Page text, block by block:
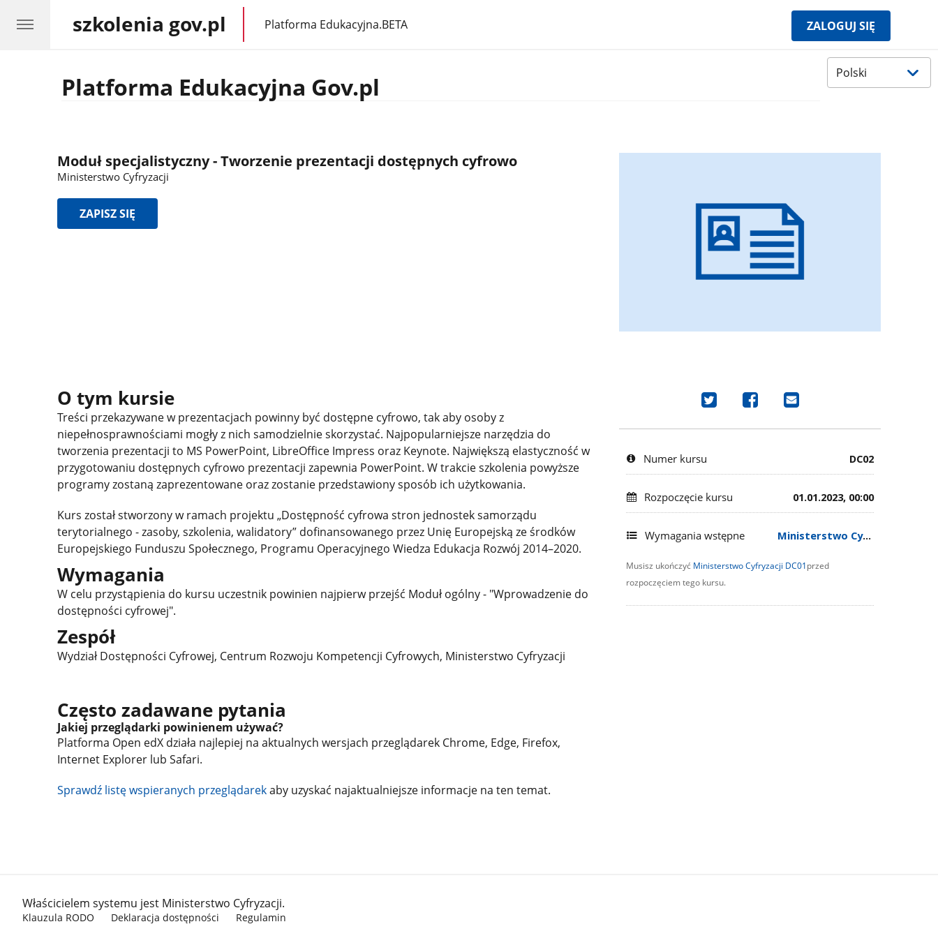
szkolenia gov.pl gov.plPlatforma Edukacyjna.BETA ZALOGUJ SIĘ
Wybierz
język
Platforma Edukacyjna Gov.pl
Moduł specjalistyczny - Tworzenie prezentacji dostępnych cyfrowo
Ministerstwo Cyfryzacji
ZAPISZ SIĘ
O tym kursie
Treści przekazywane w prezentacjach powinny być dostępne cyfrowo, tak aby osoby z
niepełnosprawnościami mogły z nich samodzielnie skorzystać. Najpopularniejsze narzędzia do
tworzenia prezentacji to MS PowerPoint, LibreOffice Impress oraz Keynote. Największą elastyczność w
przygotowaniu dostępnych cyfrowo prezentacji zapewnia PowerPoint. W trakcie szkolenia powyższe
programy zostaną zaprezentowane oraz zostanie przedstawiony sposób ich użytkowania.
Kurs został stworzony w ramach projektu „Dostępność cyfrowa stron jednostek samorządu
terytorialnego - zasoby, szkolenia, walidatory” dofinansowanego przez Unię Europejską ze środków
Europejskiego Funduszu Społecznego, Programu Operacyjnego Wiedza Edukacja Rozwój 2014–2020.
Wymagania
W celu przystąpienia do kursu uczestnik powinien najpierw przejść Moduł ogólny - "Wprowadzenie do
dostępności cyfrowej".
Zespół
Wydział Dostępności Cyfrowej, Centrum Rozwoju Kompetencji Cyfrowych, Ministerstwo Cyfryzacji
Często zadawane pytania
Jakiej przeglądarki powinienem używać?
Platforma Open edX działa najlepiej na aktualnych wersjach przeglądarek Chrome, Edge, Firefox,
Internet Explorer lub Safari.
Sprawdź listę wspieranych przeglądarekaby uzyskać najaktualniejsze informacje na ten temat.
Udostępnij
Tweeterze,
zapisałeś
na
ten
kurs
Udostępnij
Facebook'u
pochwal
zapisałeś
się
ten
Wyślij
mail
pochwal
że
zapisałeś
się
ten
Numer kursu DC02
Rozpoczęcie kursu 01.01.2023, 00:00
Wymagania wstępne Ministerstwo Cyfryzacji DC01
Musisz ukończyć Ministerstwo Cyfryzacji DC01 przed
rozpoczęciem tego kursu.
stopka gov.pl
Właścicielem systemu jest Ministerstwo Cyfryzacji.
Klauzula RODO Deklaracja dostępności Regulamin